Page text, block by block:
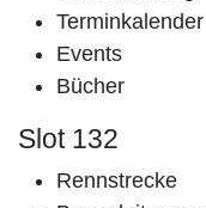
Terminkalender
Events
Bücher
Slot 132
Rennstrecke